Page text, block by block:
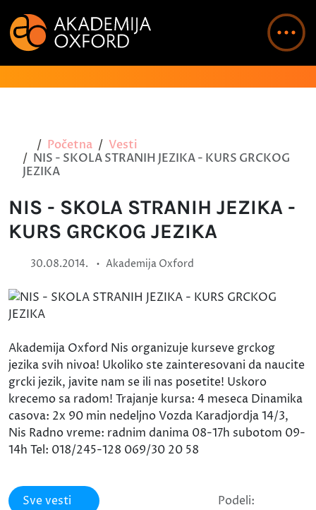
Početna
Vesti
NIS - SKOLA STRANIH JEZIKA - KURS GRCKOG
JEZIKA
NIS - SKOLA STRANIH JEZIKA -
KURS GRCKOG JEZIKA
30.08.2014. • Akademija Oxford
Akademija Oxford Nis organizuje kurseve grckog
jezika svih nivoa! Ukoliko ste zainteresovani da naucite
grcki jezik, javite nam se ili nas posetite! Uskoro
krecemo sa radom! Trajanje kursa: 4 meseca Dinamika
casova: 2x 90 min nedeljno Vozda Karadjordja 14/3,
Nis Radno vreme: radnim danima 08-17h subotom 09-
14h Tel: 018/245-128 069/30 20 58
Sve vesti Podeli: